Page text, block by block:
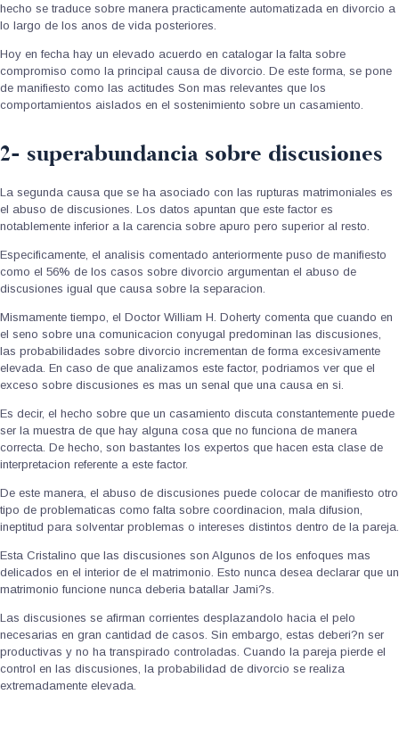
hecho se traduce sobre manera practicamente automatizada en divorcio a
lo largo de los anos de vida posteriores.
Hoy en fecha hay un elevado acuerdo en catalogar la falta sobre
compromiso como la principal causa de divorcio. De este forma, se pone
de manifiesto como las actitudes Son mas relevantes que los
comportamientos aislados en el sostenimiento sobre un casamiento.
2- superabundancia sobre discusiones
La segunda causa que se ha asociado con las rupturas matrimoniales es
el abuso de discusiones. Los datos apuntan que este factor es
notablemente inferior a la carencia sobre apuro pero superior al resto.
Especificamente, el analisis comentado anteriormente puso de manifiesto
como el 56% de los casos sobre divorcio argumentan el abuso de
discusiones igual que causa sobre la separacion.
Mismamente tiempo, el Doctor William H. Doherty comenta que cuando en
el seno sobre una comunicacion conyugal predominan las discusiones,
las probabilidades sobre divorcio incrementan de forma excesivamente
elevada. En caso de que analizamos este factor, podri­amos ver que el
exceso sobre discusiones es mas un senal que una causa en si.
Es decir, el hecho sobre que un casamiento discuta constantemente puede
ser la muestra de que hay alguna cosa que no funciona de manera
correcta. De hecho, son bastantes los expertos que hacen esta clase de
interpretacion referente a este factor.
De este manera, el abuso de discusiones puede colocar de manifiesto otro
tipo de problematicas como falta sobre coordinacion, mala difusion,
ineptitud para solventar problemas o intereses distintos dentro de la pareja.
Esta Cristalino que las discusiones son Algunos de los enfoques mas
delicados en el interior de el matrimonio. Esto nunca desea declarar que un
matrimonio funcione nunca deberia batallar Jami?s.
Las discusiones se afirman corrientes desplazandolo hacia el pelo
necesarias en gran cantidad de casos. Sin embargo, estas deberi?n ser
productivas y no ha transpirado controladas. Cuando la pareja pierde el
control en las discusiones, la probabilidad de divorcio se realiza
extremadamente elevada.